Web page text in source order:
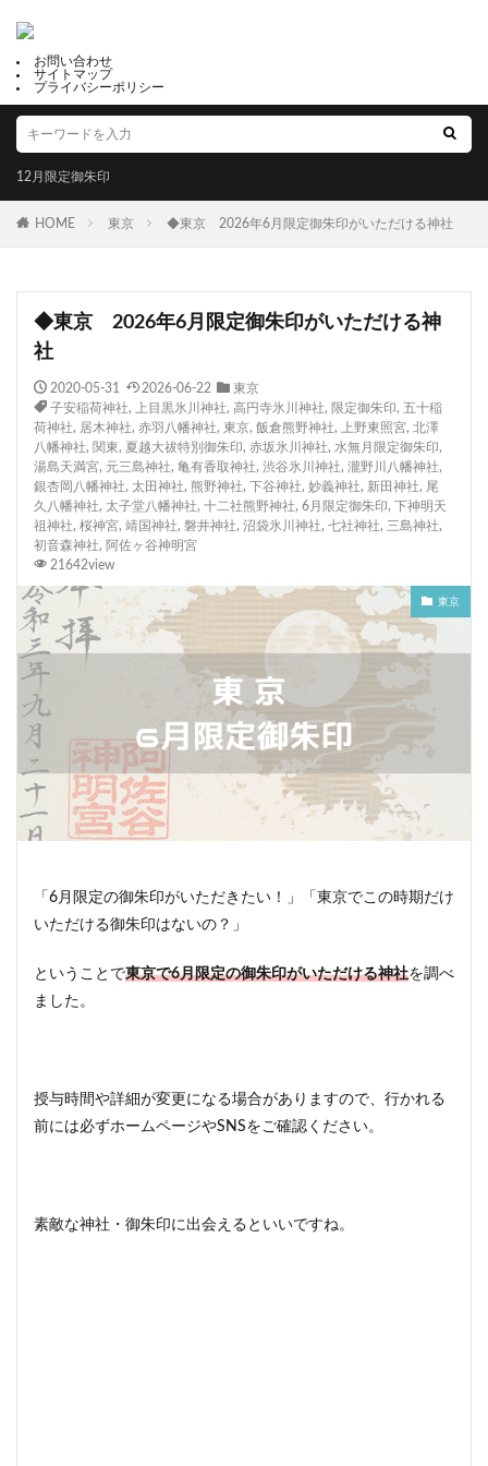
お問い合わせ
サイトマップ
プライバシーポリシー
12月限定御朱印
HOME 東京 ◆東京 2026年6月限定御朱印がいただける神社
◆東京 2026年6月限定御朱印がいただける神
社
2020-05-31 2026-06-22
東京
子安稲荷神社, 上目黒氷川神社, 高円寺氷川神社, 限定御朱印, 五十稲
荷神社, 居木神社, 赤羽八幡神社, 東京, 飯倉熊野神社, 上野東照宮, 北澤
八幡神社, 関東, 夏越大祓特別御朱印, 赤坂氷川神社, 水無月限定御朱印,
湯島天満宮, 元三島神社, 亀有香取神社, 渋谷氷川神社, 瀧野川八幡神社,
銀杏岡八幡神社, 太田神社, 熊野神社, 下谷神社, 妙義神社, 新田神社, 尾
久八幡神社, 太子堂八幡神社, 十二社熊野神社, 6月限定御朱印, 下神明天
祖神社, 桜神宮, 靖国神社, 磐井神社, 沼袋氷川神社, 七社神社, 三島神社,
初音森神社, 阿佐ヶ谷神明宮
21642view
東京
「6月限定の御朱印がいただきたい！」「東京でこの時期だけ
いただける御朱印はないの？」
ということで東京で6月限定の御朱印がいただける神社を調べ
ました。
授与時間や詳細が変更になる場合がありますので、行かれる
前には必ずホームページやSNSをご確認ください。
素敵な神社・御朱印に出会えるといいですね。